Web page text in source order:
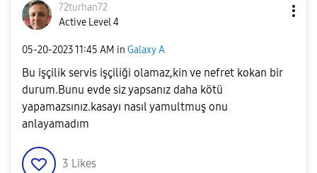
72turhan72
Active Level 4
‎05-20-202311:45 AM in Galaxy A
Bu işçilik servis işçiliği olamaz,kin ve nefret kokan bir
durum.Bunu evde siz yapsanız daha kötü
yapamazsınız.kasayı nasıl yamultmuş onu
anlayamadım
3 Likes